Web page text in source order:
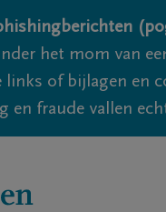
het mom van
links of bijlagen en
en fraude vallen